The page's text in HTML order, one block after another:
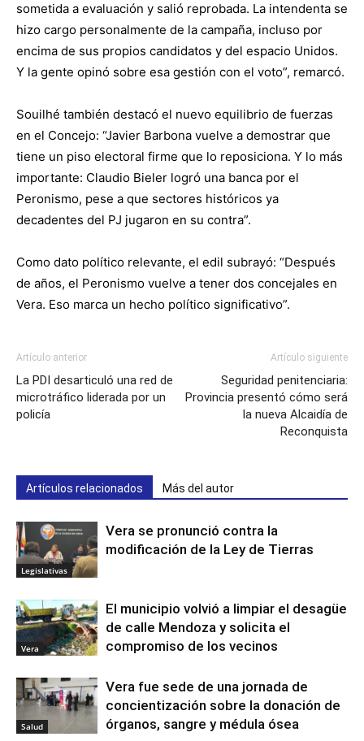
sometida a evaluación y salió reprobada. La intendenta se
hizo cargo personalmente de la campaña, incluso por
encima de sus propios candidatos y del espacio Unidos.
Y la gente opinó sobre esa gestión con el voto”, remarcó.
Souilhé también destacó el nuevo equilibrio de fuerzas
en el Concejo: “Javier Barbona vuelve a demostrar que
tiene un piso electoral firme que lo reposiciona. Y lo más
importante: Claudio Bieler logró una banca por el
Peronismo, pese a que sectores históricos ya
decadentes del PJ jugaron en su contra”.
Como dato político relevante, el edil subrayó: “Después
de años, el Peronismo vuelve a tener dos concejales en
Vera. Eso marca un hecho político significativo”.
Artículo anterior
La PDI desarticuló una red de
microtráfico liderada por un
policía
Artículo siguiente
Seguridad penitenciaria:
Provincia presentó cómo será
la nueva Alcaidía de
Reconquista
Artículos relacionados Más del autor
Legislativas
Vera se pronunció contra la
modificación de la Ley de Tierras
Vera
El municipio volvió a limpiar el desagüe
de calle Mendoza y solicita el
compromiso de los vecinos
Salud
Vera fue sede de una jornada de
concientización sobre la donación de
órganos, sangre y médula ósea